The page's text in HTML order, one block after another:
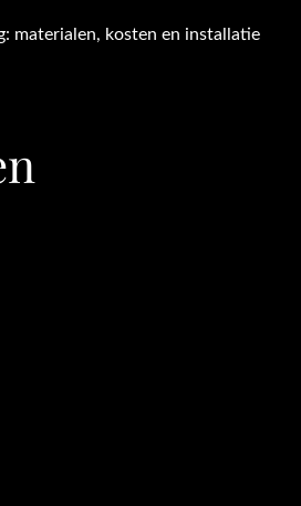
materialen, kosten en installatie